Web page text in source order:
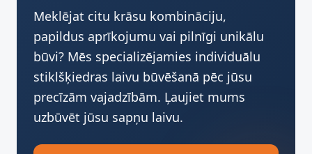
Meklējat citu krāsu kombināciju,
papildus aprīkojumu vai pilnīgi unikālu
būvi? Mēs specializējamies individuālu
stiklšķiedras laivu būvēšanā pēc jūsu
precīzām vajadzībām. Ļaujiet mums
uzbūvēt jūsu sapņu laivu.